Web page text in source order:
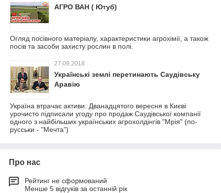
АГРО ВАН ( Ютуб)
Огляд посівного матеріалу, характеристики агрохімії, а також
посів та засоби захисту рослин в полі.
27.09.2018
Українські землі перетинають Саудівську
Аравію
Україна втрачає активи. Дванадцятого вересня в Києві
урочисто підписали угоду про продаж Саудівської компанії
одного з найбільших українських агрохолдінгів "Мрія" (по-
русськи - "Мечта")
Про нас
Рейтинг не сформований
Менше 5 відгуків за останній рік